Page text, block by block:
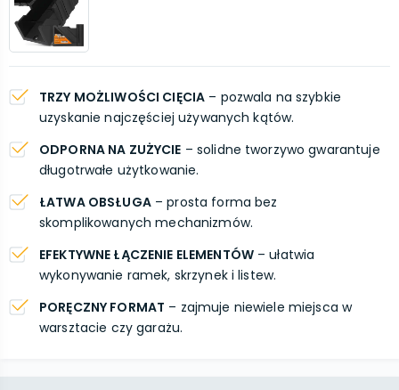
TRZY MOŻLIWOŚCI CIĘCIA – pozwala na szybkie
uzyskanie najczęściej używanych kątów.
ODPORNA NA ZUŻYCIE – solidne tworzywo gwarantuje
długotrwałe użytkowanie.
ŁATWA OBSŁUGA– prosta forma bez
skomplikowanych mechanizmów.
EFEKTYWNE ŁĄCZENIE ELEMENTÓW– ułatwia
wykonywanie ramek, skrzynek i listew.
PORĘCZNY FORMAT – zajmuje niewiele miejsca w
warsztacie czy garażu.